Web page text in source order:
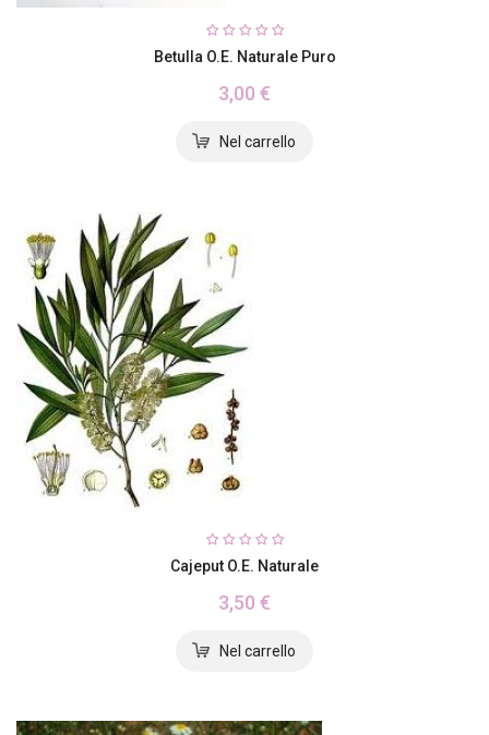
Betulla O.E. Naturale Puro
3,00 €
Cajeput O.E. Naturale
3,50 €